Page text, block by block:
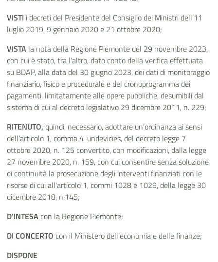
VISTI i decreti del Presidente del Consiglio dei Ministri dell’11
luglio 2019, 9 gennaio 2020 e 21 ottobre 2020;
VISTA la nota della Regione Piemonte del 29 novembre 2023,
con cui è stato, tra l’altro, dato conto della verifica effettuata
su BDAP, alla data del 30 giugno 2023, dei dati di monitoraggio
finanziario, fisico e procedurale e del cronoprogramma dei
pagamenti, limitatamente alle opere pubbliche, desumibili dal
sistema di cui al decreto legislativo 29 dicembre 2011, n. 229;
RITENUTO, quindi, necessario, adottare un’ordinanza ai sensi
dell’articolo 1, comma 4-undevicies, del decreto legge 7
ottobre 2020, n. 125 convertito, con modificazioni, dalla legge
27 novembre 2020, n. 159, con cui consentire senza soluzione
di continuità la prosecuzione degli interventi finanziati con le
risorse di cui all'articolo 1, commi 1028 e 1029, della legge 30
dicembre 2018, n.145;
D’INTESA con la Regione Piemonte;
DI CONCERTO con il Ministero dell’economia e delle finanze;
DISPONE